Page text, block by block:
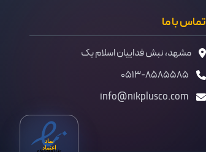
نماد
اعتماد
تماس با ما
مشهد، نبش فداییان اسلام یک
۰۵۱۳-۸۵۸۵۵۸۵
info@nikplusco.com